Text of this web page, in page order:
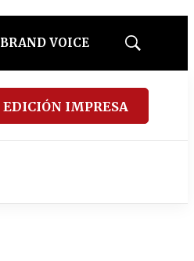
BRAND VOICE
Mostrar
EDICIÓN IMPRESA